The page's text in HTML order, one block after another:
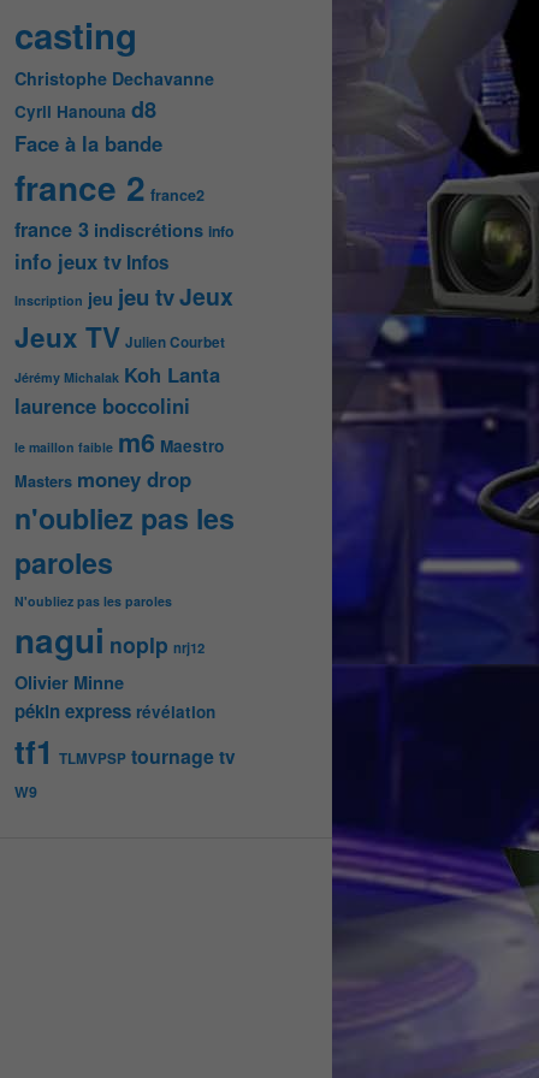
casting
Christophe Dechavanne
Cyril Hanouna d8
Face à la bande
france 2 france2
france 3 indiscrétions info
info jeux tv Infos
Inscription jeu jeu tvJeux
Jeux TV Julien Courbet
Jérémy Michalak Koh Lanta
laurence boccolini
le maillon faible m6 Maestro
Masters money drop
n'oubliez pas les
paroles
N'oubliez pas les paroles
nagui noplp nrj12
Olivier Minne
pékin express révélation
tf1 TLMVPSP tournagetv
W9